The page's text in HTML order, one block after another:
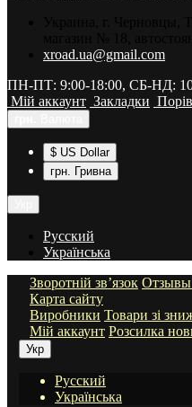
xroad.ua@gmail.com
ПН-ПТ: 9:00-18:00, СБ-НД:
Мій аккаунт Закладки
$ US Dollar
грн. Гривна
Русский
Українська
Зворотній зв’язок Отзывы
Карта сайту
Виробники Товари зі
Мій аккаунт Розсилка
Укр
Русский
Українська